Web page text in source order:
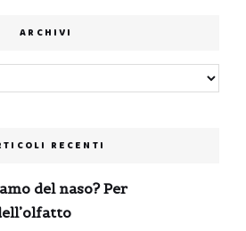
ARCHIVI
RECENTI
del naso? Per